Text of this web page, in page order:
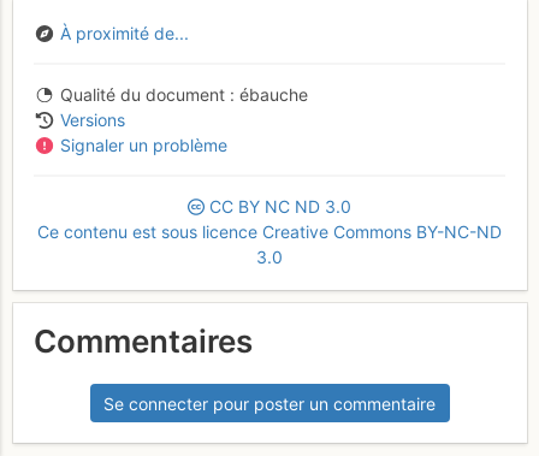
À proximité de...
Qualité du document
ébauche
Versions
Signaler un problème
CC BY NC ND 3.0
Ce contenu est sous licence Creative Commons BY-NC-ND
3.0
Commentaires
Se connecter pour poster un commentaire